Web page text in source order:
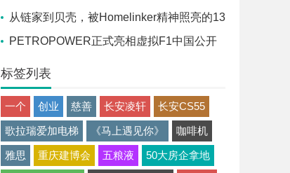
流座谈会在京召开
从链家到贝壳，被Homelinker精神照亮的13
年PETROPOWER正式亮相虚拟F1中国公开
赛，官方赞助商胜牌全球联合途虎养车独家发
售
标签列表
一个 创业 慈善 长安凌轩 长安CS55
歌拉瑞爱加电梯 《马上遇见你》 咖啡机
雅思 重庆建博会 五粮液 50大房企拿地